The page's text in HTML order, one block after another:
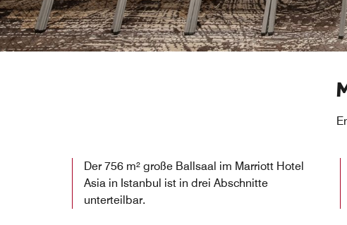
Der 756 m² große Ballsaal im Marriott Hotel
Asia in Istanbul ist in drei Abschnitte
unterteilbar.